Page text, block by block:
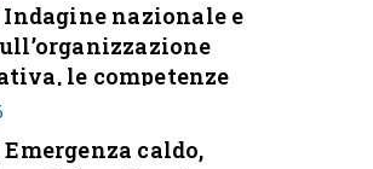
Indagine nazionale e
le competenze
e i modelli di gestione
italiani
Emergenza caldo,